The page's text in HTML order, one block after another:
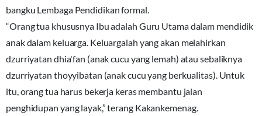
bangku Lembaga Pendidikan formal.
“Orang tua khususnya Ibu adalah Guru Utama dalam mendidik
anak dalam keluarga. Keluargalah yang akan melahirkan
dzurriyatan dhia'fan (anak cucu yang lemah) atau sebaliknya
dzurriyatan thoyyibatan (anak cucu yang berkualitas). Untuk
itu, orang tua harus bekerja keras membantu jalan
penghidupan yang layak,” terang Kakankemenag.